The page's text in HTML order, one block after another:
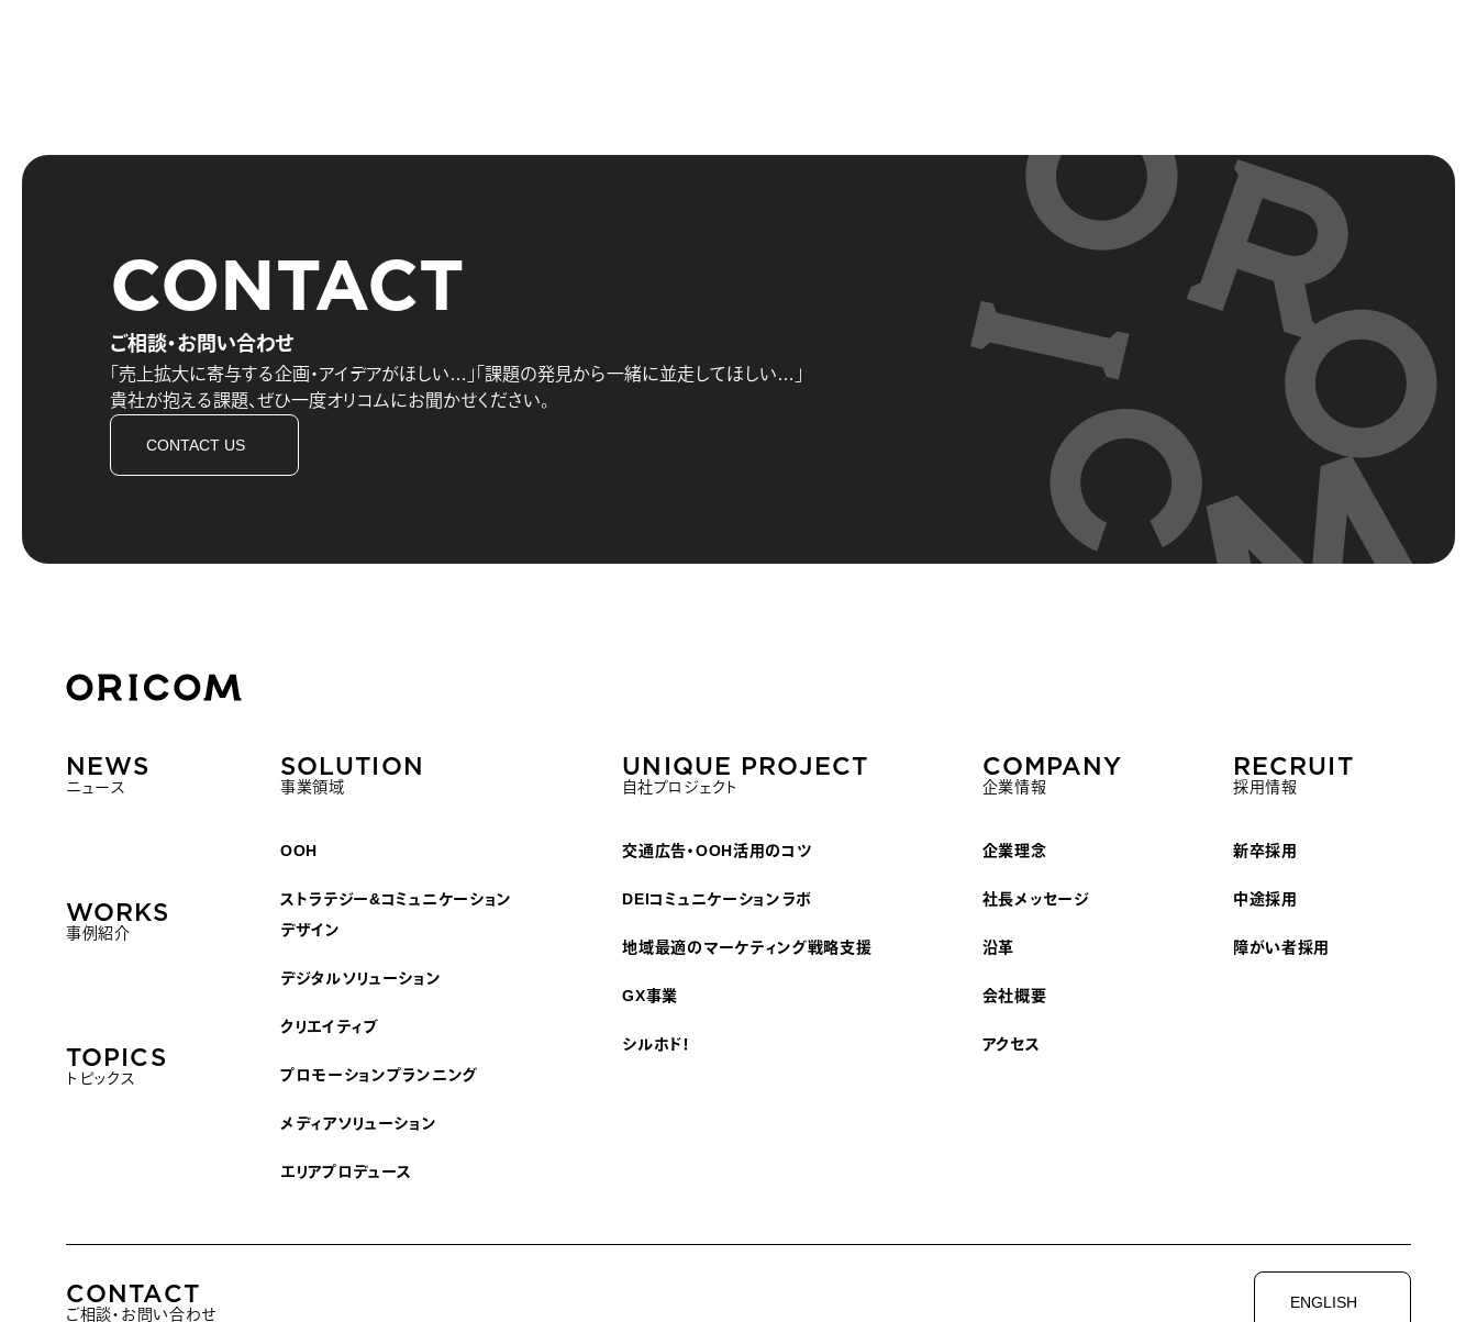
ご相談・お問い合わせ
CONTACT
「売上拡大に寄与する企画・アイデアがほしい…」 「課題の発見から一緒に並走してほしい…」
貴社が抱える課題、 ぜひ一度オリコムにお聞かせください。
CONTACT US
株式会社オリコム ORICOM CO.,LTD.
NEWS
ニュース
WORKS
事例紹介
TOPICS
トピックス
SOLUTION
事業領域
OOH
ストラテジー&コミュニケーション
デザイン
デジタルソリューション
クリエイティブ
プロモーションプランニング
メディアソリューション
エリアプロデュース
UNIQUE PROJECT
自社プロジェクト
交通広告・OOH活用のコツ
DEIコミュニケーションラボ
地域最適のマーケティング戦略支援
GX事業
シルホド！
COMPANY
企業情報
企業理念
社長メッセージ
沿革
会社概要
アクセス
RECRUIT
採用情報
新卒採用
中途採用
障がい者採用
CONTACT
ご相談・お問い合わせ
ENGLISH